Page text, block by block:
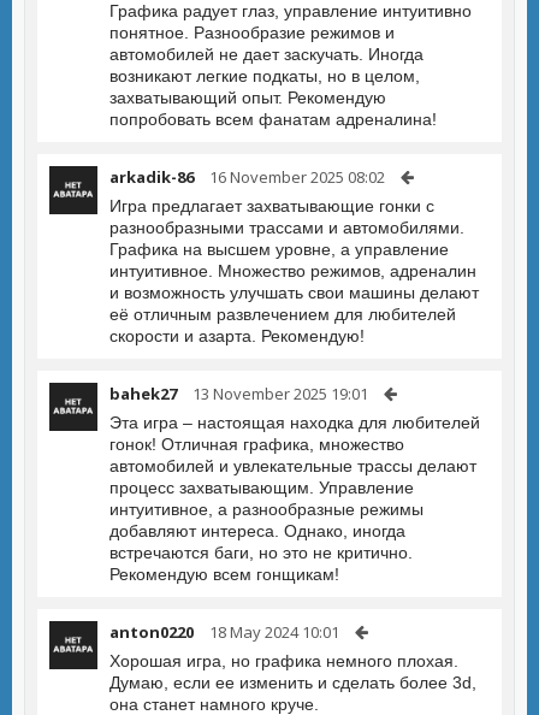
Графика радует глаз, управление интуитивно
понятное. Разнообразие режимов и
автомобилей не дает заскучать. Иногда
возникают легкие подкаты, но в целом,
захватывающий опыт. Рекомендую
попробовать всем фанатам адреналина!
arkadik-86 16 November 2025 08:02
Игра предлагает захватывающие гонки с
разнообразными трассами и автомобилями.
Графика на высшем уровне, а управление
интуитивное. Множество режимов, адреналин
и возможность улучшать свои машины делают
её отличным развлечением для любителей
скорости и азарта. Рекомендую!
bahek27 13 November 2025 19:01
Эта игра – настоящая находка для любителей
гонок! Отличная графика, множество
автомобилей и увлекательные трассы делают
процесс захватывающим. Управление
интуитивное, а разнообразные режимы
добавляют интереса. Однако, иногда
встречаются баги, но это не критично.
Рекомендую всем гонщикам!
anton0220 18 May 2024 10:01
Хорошая игра, но графика немного плохая.
Думаю, если ее изменить и сделать более 3d,
она станет намного круче.